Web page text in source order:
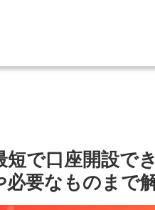
短で口座開設
必要なものまで